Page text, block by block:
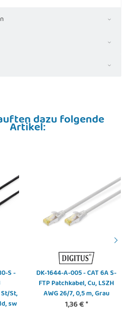
dazu folgende
Artikel:
S -
St,
sw
DK-1644-A-005 - CAT 6A S-
FTP Patchkabel, Cu, LSZH
AWG 26/7, 0,5 m, Grau
1,36 €*